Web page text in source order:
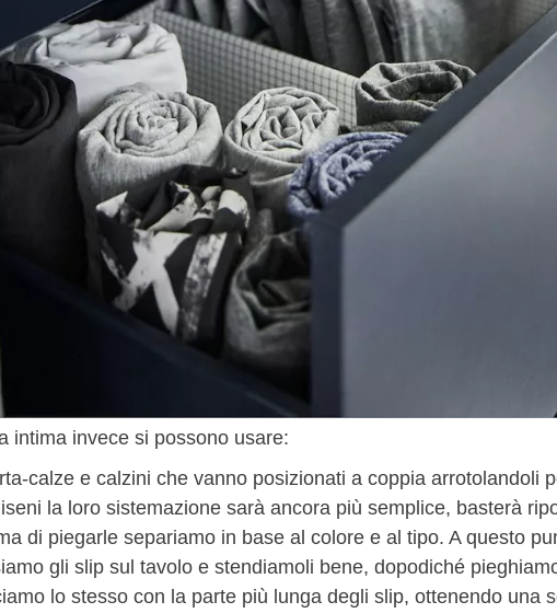
intima invece si possono usare:
calze e calzini che vanno posizionati a coppia arrotolandoli
la loro sistemazione sarà ancora più semplice, basterà
di piegarle separiamo in base al colore e al tipo. A questo
gli slip sul tavolo e stendiamoli bene, dopodiché
lo stesso con la parte più lunga degli slip, ottenendo una